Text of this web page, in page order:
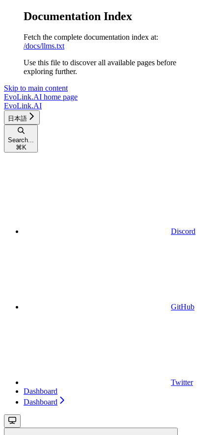
Documentation Index
Fetch the complete documentation index at:
/docs/llms.txt
Use this file to discover all available pages before
exploring further.
Skip to main content
EvoLink.AI home page
EvoLink.AI
日本語
Search...
⌘ K
Discord
GitHub
Twitter
Dashboard
Dashboard